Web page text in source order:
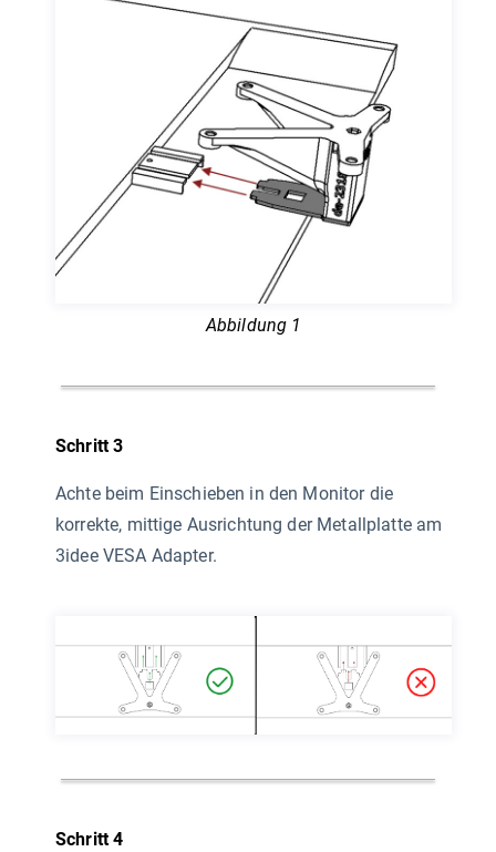
Abbildung 1
Schritt 3
Achte beim Einschieben in den Monitor die
korrekte, mittige Ausrichtung der Metallplatte am
3idee VESA Adapter.
Schritt 4